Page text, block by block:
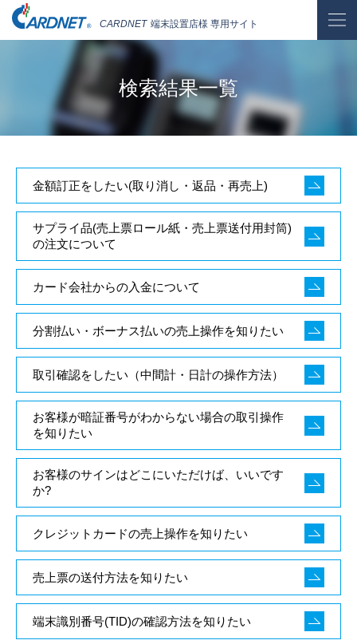
CARDNET 端末設置店様 専用サイト
検索結果一覧
金額訂正をしたい(取り消し・返品・再売上)
サプライ品(売上票ロール紙・売上票送付用封筒)
の注文について
カード会社からの入金について
分割払い・ボーナス払いの売上操作を知りたい
取引確認をしたい（中間計・日計の操作方法）
お客様が暗証番号がわからない場合の取引操作
を知りたい
お客様のサインはどこにいただけば、いいです
か?
クレジットカードの売上操作を知りたい
売上票の送付方法を知りたい
端末識別番号(TID)の確認方法を知りたい